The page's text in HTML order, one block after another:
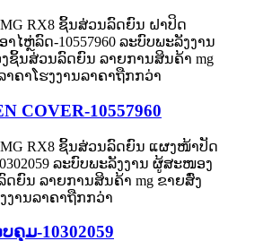
COVER-10557960
ຄຸມ-10302059